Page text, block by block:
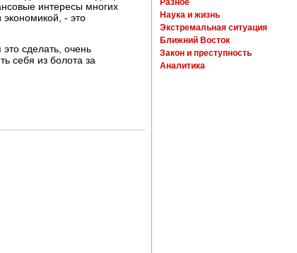
интересы многих
- это
сделать, очень
себя из болота за
Разное
Наука и жизнь
Экстремальная ситуация
Ближний Восток
Закон и преступность
Аналитика